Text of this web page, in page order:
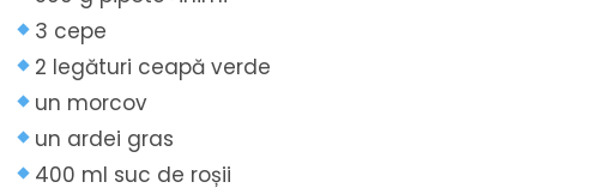
3 cepe
2 legături ceapă verde
un morcov
un ardei gras
400 ml suc de roșii